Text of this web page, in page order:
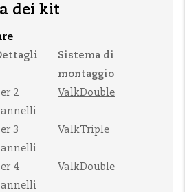
dei kit
Sistema di
montaggio
2
ValkDouble
3
ValkTriple
4
ValkDouble